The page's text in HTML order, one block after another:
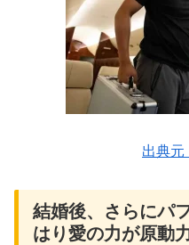
出典元
結婚後、さらにパ
はり愛の力が原動